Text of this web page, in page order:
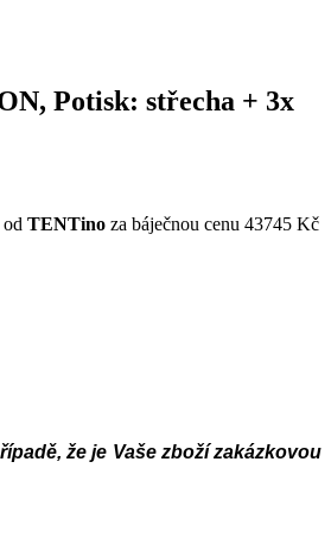
Potisk: střecha + 3x
od TENTino za báječnou cenu 43745 Kč
že je Vaše zboží zakázkovou